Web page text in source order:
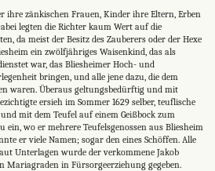
ihre zänkischen Frauen, Kinder ihre Eltern, Erben
legten die Richter kaum Wert auf die
da meist der Besitz des Zauberers oder der Hexe
ein zwölfjähriges Waisenkind, das als
war, das Bliesheimer Hoch- und
bringen, und alle jene dazu, die dem
waren. Überaus geltungsbedürftig und mit
ersieh im Sommer 1629 selber, teuflische
mit dem Teufel auf einem Geißbock zum
ein, wo er mehrere Teufelsgenossen aus Bliesheim
er viele Namen; sogar den eines Schöffen. Alle
Unterlagen wurde der verkommene Jakob
Mariagraden in Fürsorgeerziehung gegeben.